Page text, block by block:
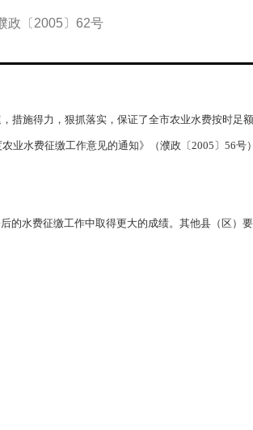
政〔2005〕62号
施得力，狠抓落实，保证了全市农业水费按时足
水费征缴工作意见的通知》（濮政〔2005〕56号
水费征缴工作中取得更大的成绩。其他县（区）